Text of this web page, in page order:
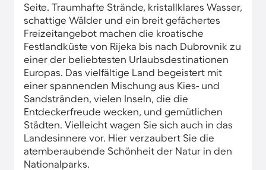
Seite. Traumhafte Strände, kristallklares Wasser,
schattige Wälder und ein breit gefächertes
Freizeitangebot machen die kroatische
Festlandküste von Rijeka bis nach Dubrovnik zu
einer der beliebtesten Urlaubsdestinationen
Europas. Das vielfältige Land begeistert mit
einer spannenden Mischung aus Kies- und
Sandstränden, vielen Inseln, die die
Entdeckerfreude wecken, und gemütlichen
Städten. Vielleicht wagen Sie sich auch in das
Landesinnere vor. Hier verzaubert Sie die
atemberaubende Schönheit der Natur in den
Nationalparks.